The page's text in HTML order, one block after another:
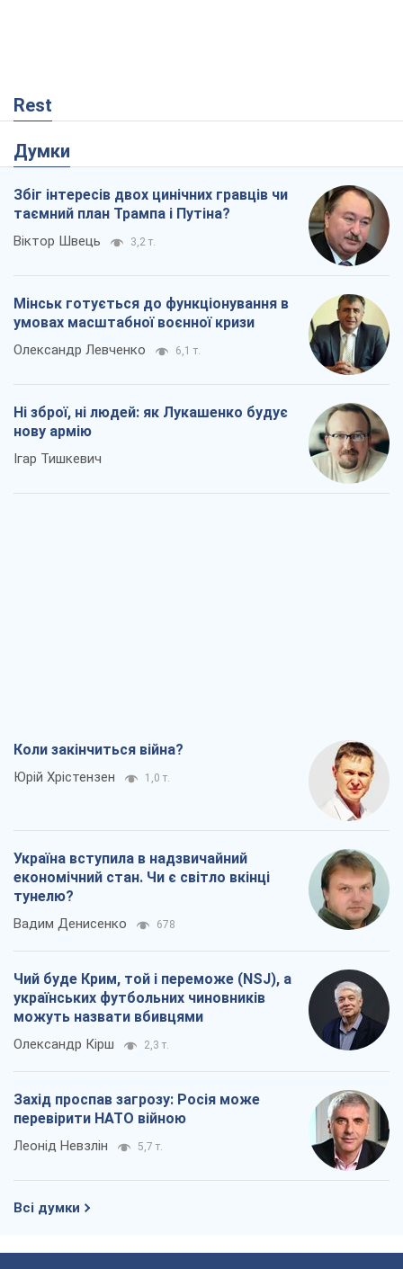
Rest
Думки
Збіг інтересів двох цинічних гравців чи
таємний план Трампа і Путіна?
Віктор Швець 3,2 т.
Мінськ готується до функціонування в
умовах масштабної воєнної кризи
Олександр Левченко 6,1 т.
Ні зброї, ні людей: як Лукашенко будує
нову армію
Ігар Тишкевич
Коли закінчиться війна?
Юрій Хрістензен 1,0 т.
Україна вступила в надзвичайний
економічний стан. Чи є світло вкінці
тунелю?
Вадим Денисенко 678
Чий буде Крим, той і переможе (NSJ), а
українських футбольних чиновників
можуть назвати вбивцями
Олександр Кірш 2,3 т.
Захід проспав загрозу: Росія може
перевірити НАТО війною
Леонід Невзлін 5,7 т.
Всі думки